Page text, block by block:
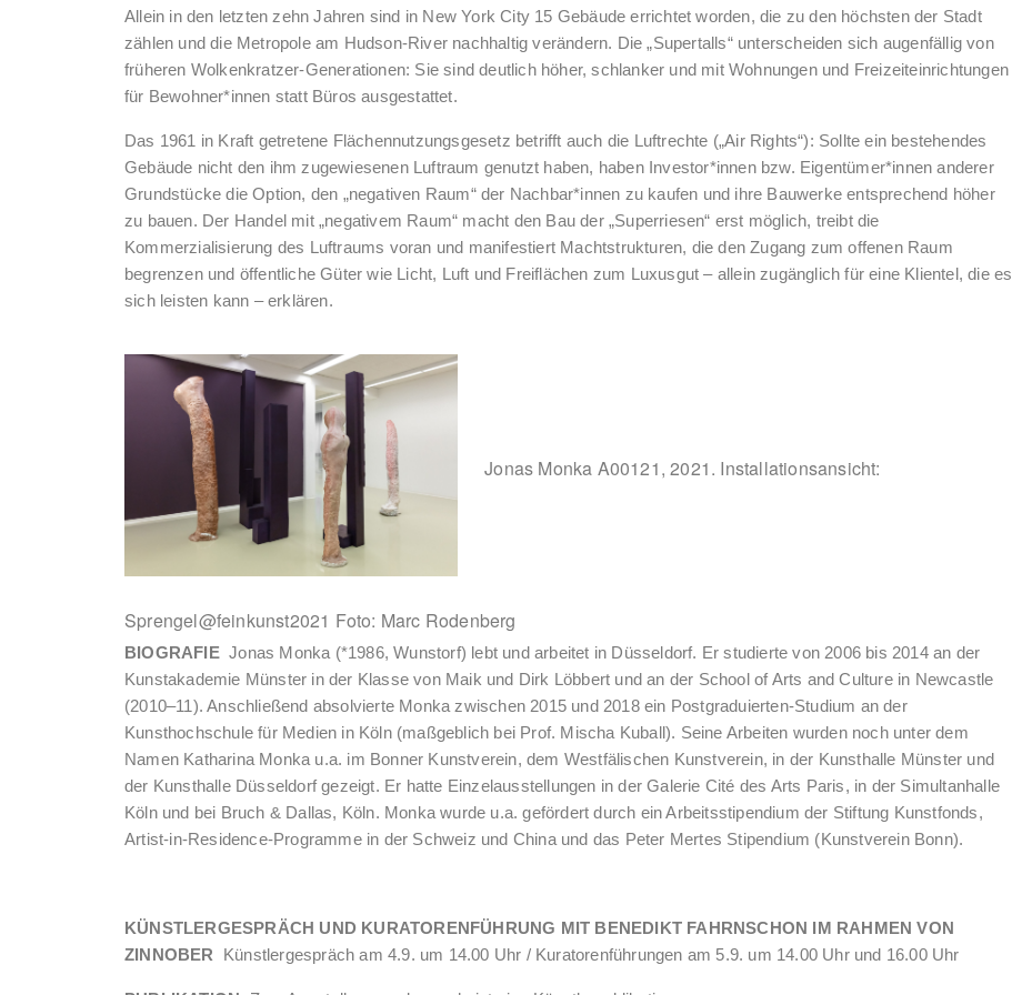
Allein in den letzten zehn Jahren sind in New York City 15 Gebäude errichtet worden, die zu den höchsten der Stadt
zählen und die Metropole am Hudson-River nachhaltig verändern. Die „Supertalls“ unterscheiden sich augenfällig von
früheren Wolkenkratzer-Generationen: Sie sind deutlich höher, schlanker und mit Wohnungen und Freizeiteinrichtungen
für Bewohner*innen statt Büros ausgestattet.
Das 1961 in Kraft getretene Flächennutzungsgesetz betrifft auch die Luftrechte („Air Rights“): Sollte ein bestehendes
Gebäude nicht den ihm zugewiesenen Luftraum genutzt haben, haben Investor*innen bzw. Eigentümer*innen anderer
Grundstücke die Option, den „negativen Raum“ der Nachbar*innen zu kaufen und ihre Bauwerke entsprechend höher
zu bauen. Der Handel mit „negativem Raum“ macht den Bau der „Superriesen“ erst möglich, treibt die
Kommerzialisierung des Luftraums voran und manifestiert Machtstrukturen, die den Zugang zum offenen Raum
begrenzen und öffentliche Güter wie Licht, Luft und Freiflächen zum Luxusgut – allein zugänglich für eine Klientel, die es
sich leisten kann – erklären.
Jonas Monka A00121, 2021. Installationsansicht:
Sprengel@feinkunst2021 Foto: Marc Rodenberg
BIOGRAFIE Jonas Monka (*1986, Wunstorf) lebt und arbeitet in Düsseldorf. Er studierte von 2006 bis 2014 an der
Kunstakademie Münster in der Klasse von Maik und Dirk Löbbert und an der School of Arts and Culture in Newcastle
(2010–11). Anschließend absolvierte Monka zwischen 2015 und 2018 ein Postgraduierten-Studium an der
Kunsthochschule für Medien in Köln (maßgeblich bei Prof. Mischa Kuball). Seine Arbeiten wurden noch unter dem
Namen Katharina Monka u.a. im Bonner Kunstverein, dem Westfälischen Kunstverein, in der Kunsthalle Münster und
der Kunsthalle Düsseldorf gezeigt. Er hatte Einzelausstellungen in der Galerie Cité des Arts Paris, in der Simultanhalle
Köln und bei Bruch & Dallas, Köln. Monka wurde u.a. gefördert durch ein Arbeitsstipendium der Stiftung Kunstfonds,
Artist-in-Residence-Programme in der Schweiz und China und das Peter Mertes Stipendium (Kunstverein Bonn).
KÜNSTLERGESPRÄCH UND KURATORENFÜHRUNG MIT BENEDIKT FAHRNSCHON IM RAHMEN VON
ZINNOBER
Künstlergespräch am 4.9. um 14.00 Uhr / Kuratorenführungen am 5.9. um 14.00 Uhr und 16.00 Uhr